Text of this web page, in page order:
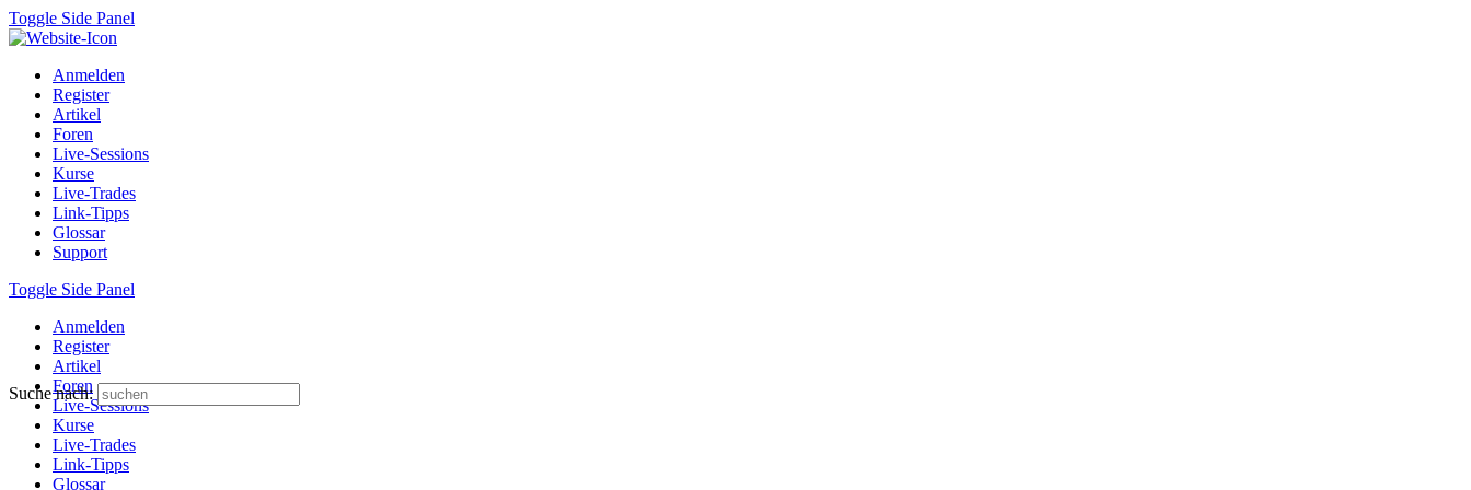
Toggle Side Panel
Anmelden
Register
Artikel
Foren
Live-Sessions
Kurse
Live-Trades
Link-Tipps
Glossar
Support
Toggle Side Panel
Anmelden
Register
Artikel
Foren
Live-Sessions
Kurse
Live-Trades
Link-Tipps
Glossar
Suche nach: